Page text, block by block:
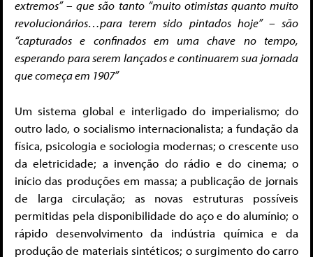
extremos” – que são tanto “muito otimistas quanto muito
revolucionários…para terem sido pintados hoje” – são
“capturados e confinados em uma chave no tempo,
esperando para serem lançados e continuarem sua jornada
que começa em 1907”
Um sistema global e interligado do imperialismo; do
outro lado, o socialismo internacionalista; a fundação da
física, psicologia e sociologia modernas; o crescente uso
da eletricidade; a invenção do rádio e do cinema; o
início das produções em massa; a publicação de jornais
de larga circulação; as novas estruturas possíveis
permitidas pela disponibilidade do aço e do alumínio; o
rápido desenvolvimento da indústria química e da
produção de materiais sintéticos; o surgimento do carro